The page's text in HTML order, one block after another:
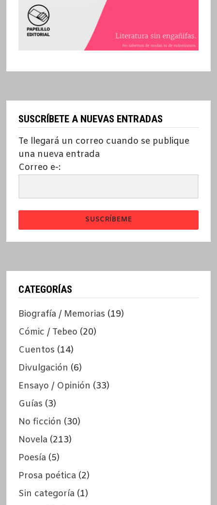
SUSCRÍBETE A NUEVAS ENTRADAS
Te llegará un correo cuando se publique
una nueva entrada
Correo e-:
SUSCRÍBEME
CATEGORÍAS
Biografía / Memorias (19)
Cómic / Tebeo (20)
Cuentos (14)
Divulgación (6)
Ensayo / Opinión (33)
Guías (3)
No ficción (30)
Novela (213)
Poesía (5)
Prosa poética (2)
Sin categoría (1)